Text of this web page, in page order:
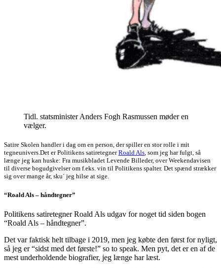
Tidl. statsminister Anders Fogh Rasmussen møder en
vælger.
Satire Skolen handler i dag om en person, der spiller en stor rolle i mit
tegneunivers. Det er Politikens satiretegnerRoald Als , som jeg har fulgt, så
længe jeg kan huske: Fra musikbladet Levende Billeder, over Weekendavisen
til diverse bogudgivelser om f.eks. vin til Politikens spalter. Det spænd strækker
sig over mange år, sku´ jeg hilse at sige.
“Roald Als – håndtegner”
Politikens satiretegner Roald Als udgav for noget tid siden bogen
“Roald Als – håndtegner”.
Det var faktisk helt tilbage i 2019, men jeg købte den først for nyligt,
så jeg er “sidst med det første!” so to speak. Men pyt, det er en af de
mest underholdende biografier, jeg længe har læst.